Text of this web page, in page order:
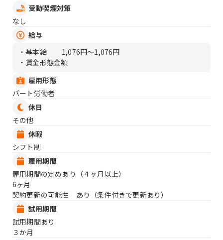
受動喫煙対策
なし
給与
・基本給
1,076円〜1,076円
・賃金形態金額
雇用形態
パート労働者
休日
その他
休暇
シフト制
雇用期間
雇用期間の定めあり（４ヶ月以上）
6ヶ月
契約更新の可能性 あり（条件付きで更新あり）
試用期間
試用期間あり
３か月